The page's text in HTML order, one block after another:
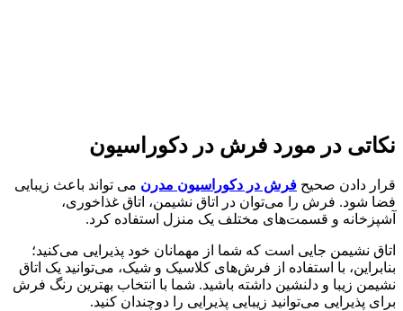
نکاتی در مورد فرش در دکوراسیون
قرار دادن صحیح فرش در دکوراسیون مدرن می تواند باعث زیبایی
فضا شود. فرش را می‌توان در اتاق نشیمن، اتاق غذاخوری،
آشپزخانه و قسمت‌های مختلف یک منزل استفاده کرد.
اتاق نشیمن جایی است که شما از مهمانان خود پذیرایی می‌کنید؛
بنابراین، با استفاده از فرش‌های کلاسیک و شیک، می‌توانید یک اتاق
نشیمن زیبا و دلنشین داشته باشید. شما با انتخاب بهترین رنگ فرش
برای پذیرایی می‌توانید زیبایی پذیرایی را دوچندان کنید.